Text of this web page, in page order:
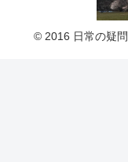
© 2016 日常の疑